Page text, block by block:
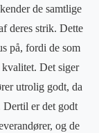
de samtlige
deres strik. Dette
på, fordi de som
Det siger
utrolig godt, da
Dertil er det godt
og de